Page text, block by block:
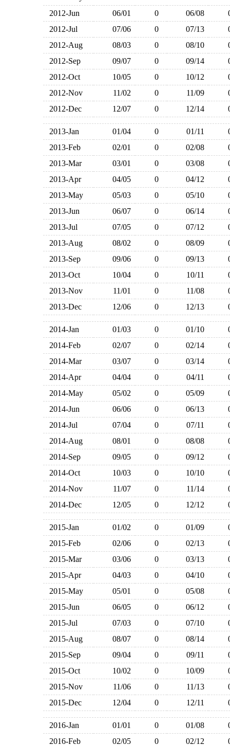
2012-Jun
06/01 0 06/08
2012-Jul
07/06 0 07/13
2012-Aug
08/03 0 08/10
2012-Sep
09/07 0 09/14
2012-Oct
10/05 0 10/12
2012-Nov
11/02 0 11/09
2012-Dec
12/07 0 12/14
2013-Jan 01/04 0 01/11
2013-Feb
02/01 0 02/08
2013-Mar
03/01 0 03/08
2013-Apr
04/05 0 04/12
2013-May
05/03 0 05/10
2013-Jun
06/07 0 06/14
2013-Jul
07/05 0 07/12
2013-Aug
08/02 0 08/09
2013-Sep
09/06 0 09/13
2013-Oct
10/04 0 10/11
2013-Nov
11/01 0 11/08
2013-Dec
12/06 0 12/13
2014-Jan 01/03 0 01/10
2014-Feb
02/07 0 02/14
2014-Mar
03/07 0 03/14
2014-Apr
04/04 0 04/11
2014-May
05/02 0 05/09
2014-Jun
06/06 0 06/13
2014-Jul
07/04 0 07/11
2014-Aug
08/01 0 08/08
2014-Sep
09/05 0 09/12
2014-Oct
10/03 0 10/10
2014-Nov
11/07 0 11/14
2014-Dec
12/05 0 12/12
2015-Jan 01/02 0 01/09
2015-Feb
02/06 0 02/13
2015-Mar
03/06 0 03/13
2015-Apr
04/03 0 04/10
2015-May
05/01 0 05/08
2015-Jun
06/05 0 06/12
2015-Jul
07/03 0 07/10
2015-Aug
08/07 0 08/14
2015-Sep
09/04 0 09/11
2015-Oct
10/02 0 10/09
2015-Nov
11/06 0 11/13
2015-Dec
12/04 0 12/11
2016-Jan 01/01 0 01/08
2016-Feb
02/05 0 02/12